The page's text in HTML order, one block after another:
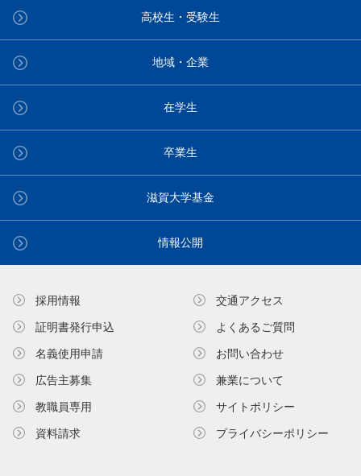
高校生・受験生
地域・企業
在学生
卒業生
滋賀大学基金
情報公開
採用情報
証明書発⾏申込
名義使⽤申請
広告主募集
教職員専⽤
資料請求
交通アクセス
よくあるご質問
お問い合わせ
兼業について
サイトポリシー
プライバシーポリシー